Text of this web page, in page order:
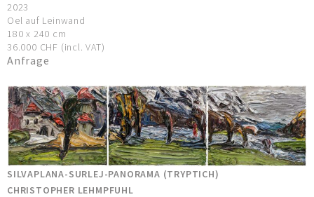
2023
Oel auf Leinwand
180 x 240 cm
36.000 CHF (incl. VAT)
Anfrage
SILVAPLANA-SURLEJ-PANORAMA (TRYPTICH)
CHRISTOPHER LEHMPFUHL